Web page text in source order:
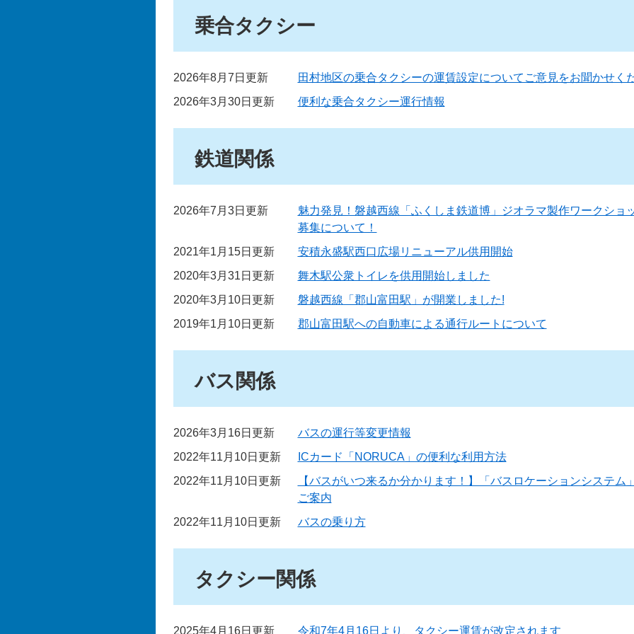
乗合タクシー
2026年8月7日更新
田村地区の乗合タクシーの運賃設定についてご意見をお聞かせく
2026年3月30日更新
便利な乗合タクシー運行情報
鉄道関係
2026年7月3日更新
魅力発見！磐越西線「ふくしま鉄道博」ジオラマ製作ワークショ
募集について！
2021年1月15日更新
安積永盛駅西口広場リニューアル供用開始
2020年3月31日更新
舞木駅公衆トイレを供用開始しました
2020年3月10日更新
磐越西線「郡山富田駅」が開業しました!
2019年1月10日更新
郡山富田駅への自動車による通行ルートについて
バス関係
2026年3月16日更新
バスの運行等変更情報
2022年11月10日更新
ICカード「NORUCA」の便利な利用方法
2022年11月10日更新
【バスがいつ来るか分かります！】「バスロケーションシステム
ご案内
2022年11月10日更新
バスの乗り方
タクシー関係
2025年4月16日更新 令和7年4月16日より、タクシー運賃が改定されます